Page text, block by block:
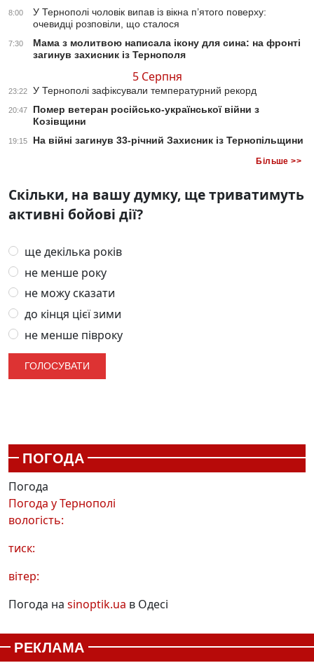
8:00
У Тернополі чоловік випав із вікна п’ятого поверху:
очевидці розповіли, що сталося
7:30
Мама з молитвою написала ікону для сина: на фронті
загинув захисник із Тернополя
5 Серпня
23:22 У Тернополі зафіксували температурний рекорд
20:47
Помер ветеран російсько-української війни з
Козівщини
19:15 На війні загинув 33-річний Захисник із Тернопільщини
Більше >>
Скільки, на вашу думку, ще триватимуть
активні бойові дії?
ще декілька років
не менше року
не можу сказати
до кінця цієї зими
не менше півроку
ПОГОДА
Погода
Погода уТернополі
вологість:
тиск:
вітер:
Погода на sinoptik.ua в Одесі
РЕКЛАМА